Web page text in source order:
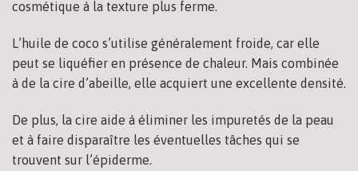
cosmétique à la texture plus ferme.
L’huile de coco s’utilise généralement froide, car elle
peut se liquéfier en présence de chaleur. Mais combinée
à de la cire d’abeille, elle acquiert une excellente densité.
De plus, la cire aide à éliminer les impuretés de la peau
et à faire disparaître les éventuelles tâches qui se
trouvent sur l’épiderme.